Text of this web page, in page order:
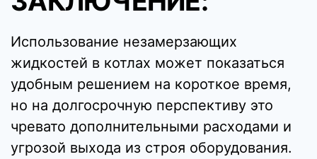
Использование незамерзающих
жидкостей в котлах может показаться
удобным решением на короткое время,
но на долгосрочную перспективу это
чревато дополнительными расходами и
угрозой выхода из строя оборудования.